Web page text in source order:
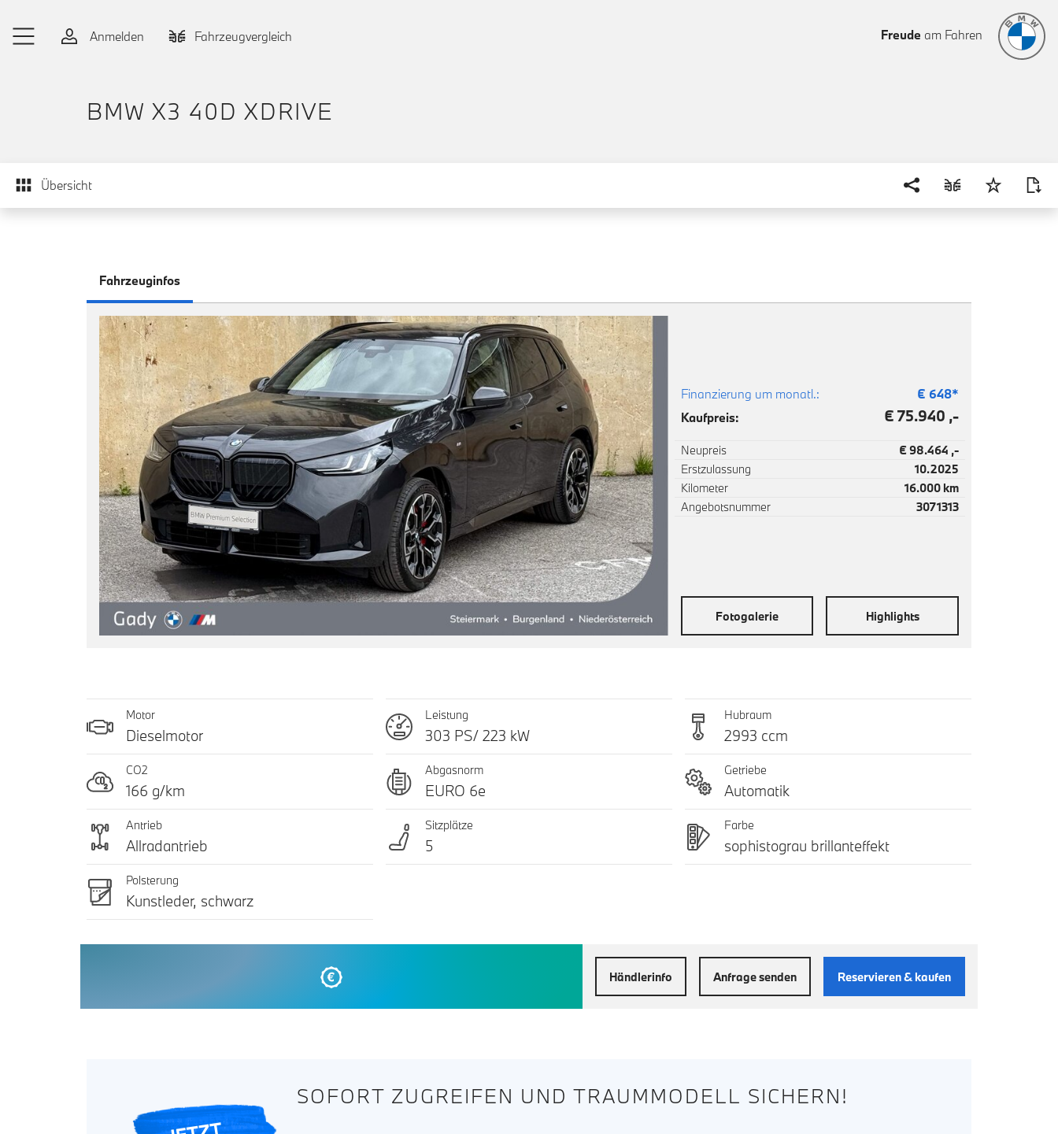
Anmelden
Fahrzeugvergleich Freude am Fahren
BMW X3 40D XDRIVE
Übersicht
Fahrzeuginfos
Finanzierung um monatl.: € 648*
Kaufpreis:
€ 75.940 ,-
Neupreis
€ 98.464 ,-
Erstzulassung
10.2025
Kilometer
16.000 km
Angebotsnummer
3071313
Fotogalerie Highlights
Motor
Dieselmotor
Leistung
303 PS/ 223 kW
Hubraum
2993 ccm
CO2
166 g/km
Abgasnorm
EURO 6e
Getriebe
Automatik
Antrieb
Allradantrieb
Sitzplätze
5
Farbe
sophistograu brillanteffekt
Polsterung
Kunstleder, schwarz
Händlerinfo Anfrage senden Reservieren & kaufen
SOFORT ZUGREIFEN UND TRAUMMODELL SICHERN!